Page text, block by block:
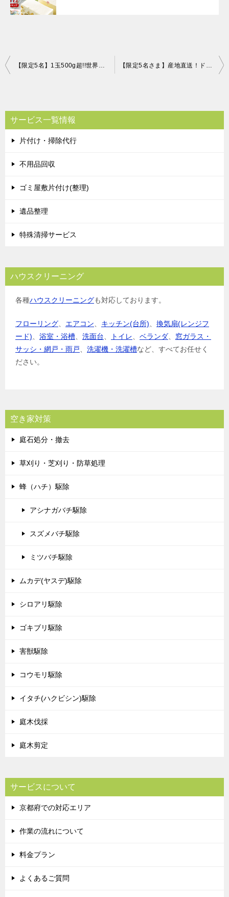
投
ビ
ゲ
ー
シ
【限定5名】1玉500g超!!世界一大きなリンゴ(5kg1箱) 片付け110番プレゼント！ 【限定5名さま】産地直送！ドドンと約7kg！愛媛みかん 片付け110番プレゼント！
サービス一覧情報
片付け・掃除代行
不用品回収
ゴミ屋敷片付け(整理)
遺品整理
特殊清掃サービス
ハウスクリーニング
各種ハウスクリーニングも対応しております。
フローリング、 エアコン、 キッチン(台所)、 換気扇(レンジフ
ード)、 浴室・浴槽、 洗面台、 トイレ、 ベランダ、 窓ガラス・
サッシ・網戸・雨戸、 洗濯機・洗濯槽など、すべてお任せく
ださい。
空き家対策
庭石処分・撤去
草刈り・芝刈り・防草処理
蜂（ハチ）駆除
アシナガバチ駆除
スズメバチ駆除
ミツバチ駆除
ムカデ(ヤスデ)駆除
シロアリ駆除
ゴキブリ駆除
害獣駆除
コウモリ駆除
イタチ(ハクビシン)駆除
庭木伐採
庭木剪定
サービスについて
京都府での対応エリア
作業の流れについて
料金プラン
よくあるご質問